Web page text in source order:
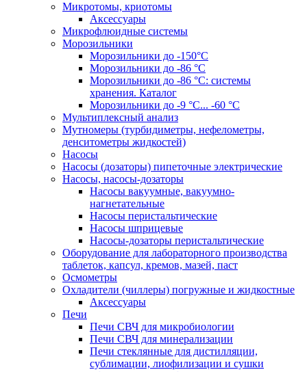
Микротомы, криотомы
Аксессуары
Микрофлюидные системы
Морозильники
Морозильники до -150°С
Морозильники до -86 °C
Морозильники до -86 °C: системы
хранения. Каталог
Морозильники до -9 °C... -60 °C
Мультиплексный анализ
Мутномеры (турбидиметры, нефелометры,
денситометры жидкостей)
Насосы
Насосы (дозаторы) пипеточные электрические
Насосы, насосы-дозаторы
Насосы вакуумные, вакуумно-
нагнетательные
Насосы перистальтические
Насосы шприцевые
Насосы-дозаторы перистальтические
Оборудование для лабораторного производства
таблеток, капсул, кремов, мазей, паст
Осмометры
Охладители (чиллеры) погружные и жидкостные
Аксессуары
Печи
Печи СВЧ для микробиологии
Печи СВЧ для минерализации
Печи стеклянные для дистилляции,
сублимации, лиофилизации и сушки